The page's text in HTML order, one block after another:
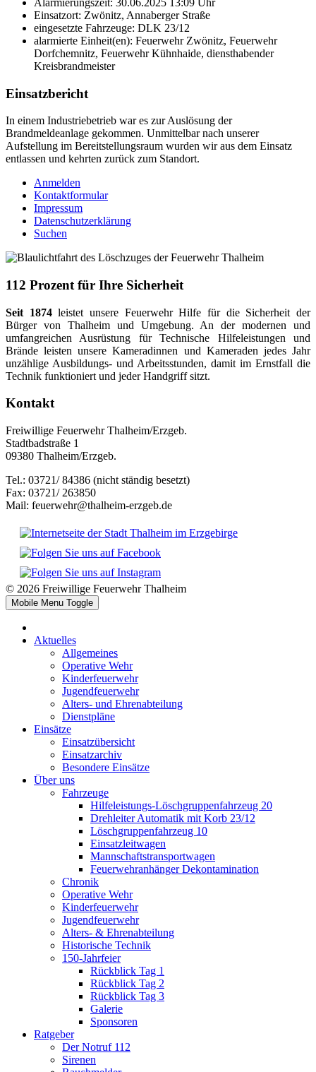
Einsatzort: Zwönitz, Annaberger Straße
eingesetzte Fahrzeuge: DLK 23/12
alarmierte Einheit(en): Feuerwehr Zwönitz, Feuerwehr
Dorfchemnitz, Feuerwehr Kühnhaide, diensthabender
Kreisbrandmeister
Einsatzbericht
In einem Industriebetrieb war es zur Auslösung der
Brandmeldeanlage gekommen. Unmittelbar nach unserer
Aufstellung im Bereitstellungsraum wurden wir aus dem Einsatz
entlassen und kehrten zurück zum Standort.
Anmelden
Kontaktformular
Impressum
Datenschutzerklärung
Suchen
112 Prozent für Ihre Sicherheit
Seit 1874leistet unsere Feuerwehr Hilfe für die Sicherheit der
Bürger von Thalheim und Umgebung. An der modernen und
umfangreichen Ausrüstung für Technische Hilfeleistungen und
Brände leisten unsere Kameradinnen und Kameraden jedes Jahr
unzählige Ausbildungs- und Arbeitsstunden, damit im Ernstfall die
Technik funktioniert und jeder Handgriff sitzt.
Kontakt
Freiwillige Feuerwehr Thalheim/Erzgeb.
Stadtbadstraße 1
09380 Thalheim/Erzgeb.
Tel.: 03721/ 84386 (nicht ständig besetzt)
Fax: 03721/ 263850
Mail: feuerwehr@thalheim-erzgeb.de
© 2026 Freiwillige Feuerwehr Thalheim
Mobile Menu Toggle
Aktuelles
Allgemeines
Operative Wehr
Kinderfeuerwehr
Jugendfeuerwehr
Alters- und Ehrenabteilung
Dienstpläne
Einsätze
Einsatzübersicht
Einsatzarchiv
Besondere Einsätze
Über uns
Fahrzeuge
Hilfeleistungs-Löschgruppenfahrzeug 20
Drehleiter Automatik mit Korb 23/12
Löschgruppenfahrzeug 10
Einsatzleitwagen
Mannschaftstransportwagen
Feuerwehranhänger Dekontamination
Chronik
Operative Wehr
Kinderfeuerwehr
Jugendfeuerwehr
Alters- & Ehrenabteilung
Historische Technik
150-Jahrfeier
Rückblick Tag 1
Rückblick Tag 2
Rückblick Tag 3
Galerie
Sponsoren
Ratgeber
Der Notruf 112
Sirenen